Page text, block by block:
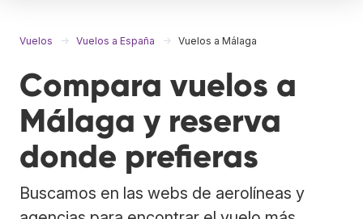
Vuelos Vuelos a España Vuelos a Málaga
Compara vuelos a
Málaga y reserva
donde prefieras
Buscamos en las webs de aerolíneas y